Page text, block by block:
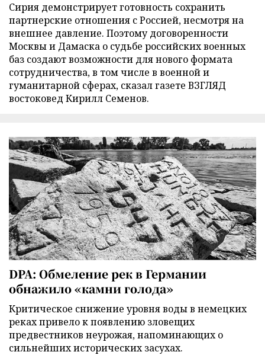
Сирия демонстрирует готовность сохранить
партнерские отношения с Россией, несмотря на
внешнее давление. Поэтому договоренности
Москвы и Дамаска о судьбе российских военных
баз создают возможности для нового формата
сотрудничества, в том числе в военной и
гуманитарной сферах, сказал газете ВЗГЛЯД
востоковед Кирилл Семенов.
DPA: Обмеление рек в Германии
обнажило «камни голода»
Критическое снижение уровня воды в немецких
реках привело к появлению зловещих
предвестников неурожая, напоминающих о
сильнейших исторических засухах.